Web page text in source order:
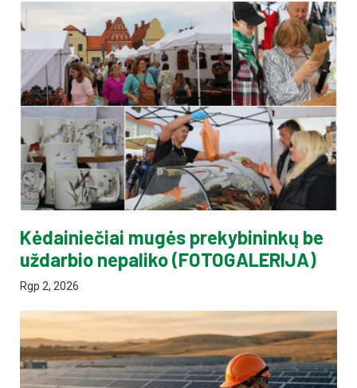
Kėdainiečiai mugės prekybininkų be
uždarbio nepaliko (FOTOGALERIJA)
Rgp 2, 2026